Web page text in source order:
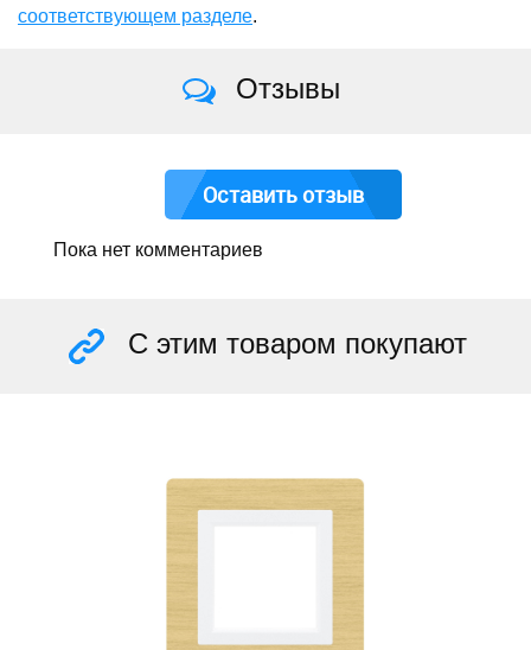
соответствующем разделе.
Отзывы
Оставить отзыв
Пока нет комментариев
С этим товаром покупают